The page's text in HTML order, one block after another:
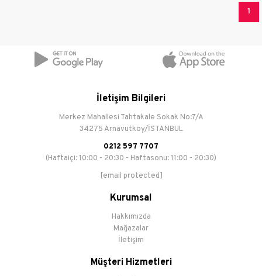
1
İletişim Bilgileri
Merkez Mahallesi Tahtakale Sokak No:7/A
34275 Arnavutköy/İSTANBUL
0212 597 7707
(Haftaiçi: 10:00 - 20:30 - Haftasonu: 11:00 - 20:30)
[email protected]
Kurumsal
Hakkımızda
Mağazalar
İletişim
Müşteri Hizmetleri